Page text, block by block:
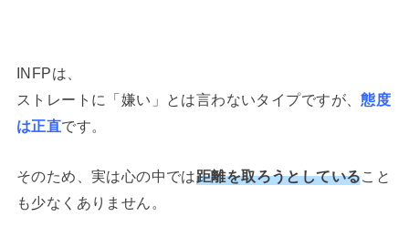
INFPは、
ストレートに「嫌い」とは言わないタイプですが、態度
は正直です。
そのため、実は心の中では距離を取ろうとしていること
も少なくありません。